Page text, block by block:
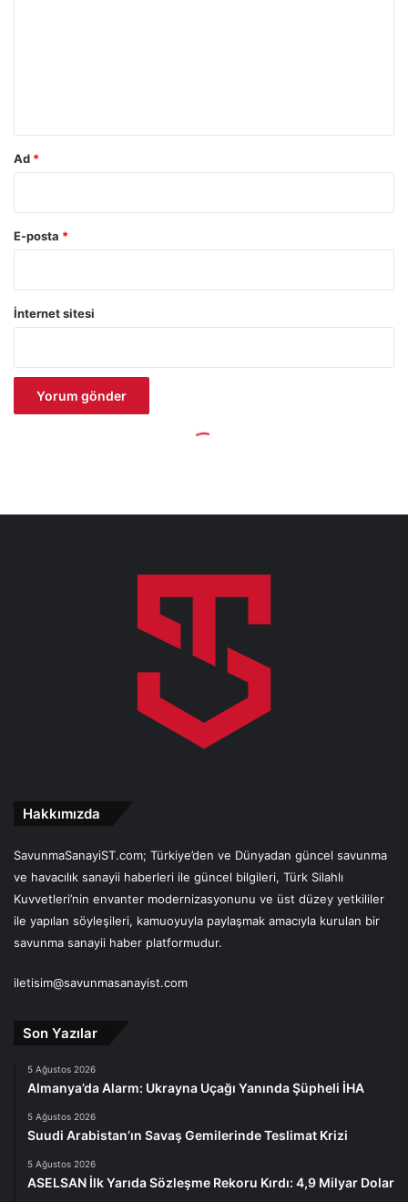
Hakkımızda
SavunmaSanayiST.com; Türkiye’den ve Dünyadan güncel savunma
ve havacılık sanayii haberleri ile güncel bilgileri, Türk Silahlı
Kuvvetleri’nin envanter modernizasyonunu ve üst düzey yetkililer
ile yapılan söyleşileri, kamuoyuyla paylaşmak amacıyla kurulan bir
savunma sanayii haber platformudur.
iletisim@savunmasanayist.com
Son Yazılar
5 Ağustos 2026
Almanya’da Alarm: Ukrayna Uçağı Yanında Şüpheli İHA
5 Ağustos 2026
Suudi Arabistan’ın Savaş Gemilerinde Teslimat Krizi
5 Ağustos 2026
ASELSAN İlk Yarıda Sözleşme Rekoru Kırdı: 4,9 Milyar Dolar